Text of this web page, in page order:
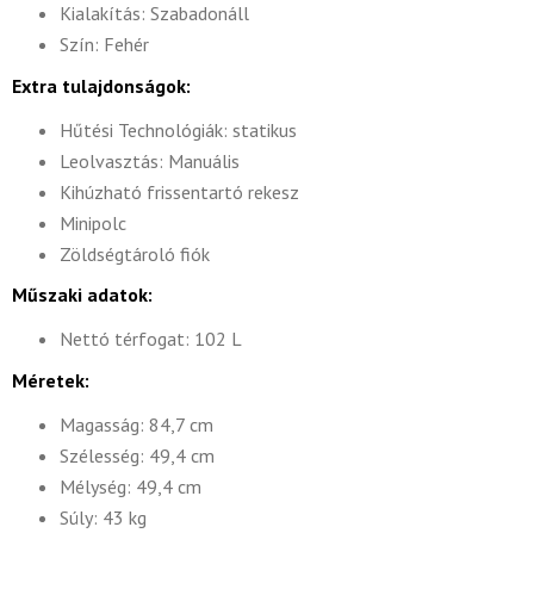
Kialakítás: Szabadonáll
Szín: Fehér
Extra tulajdonságok:
Hűtési Technológiák: statikus
Leolvasztás: Manuális
Kihúzható frissentartó rekesz
Minipolc
Zöldségtároló fiók
Műszaki adatok:
Nettó térfogat: 102 L
Méretek:
Magasság: 84,7 cm
Szélesség: 49,4 cm
Mélység: 49,4 cm
Súly: 43 kg